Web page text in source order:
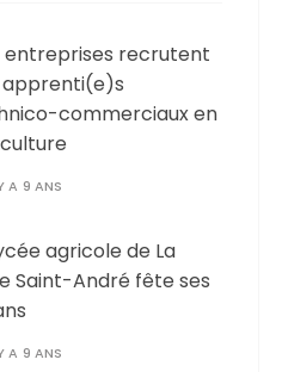
entreprises recrutent
apprenti(e)s
commerciaux en
A 9 ANS
agricole de La
Saint-André fête ses
A 9 ANS